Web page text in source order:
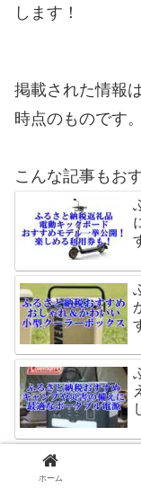
します！
掲載された情報
時点のものです
こんな記事もお
ホーム